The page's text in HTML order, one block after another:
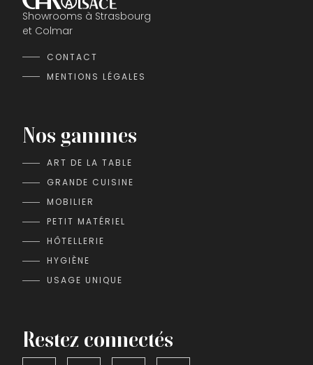
Showrooms à Strasbourg
et Colmar
CONTACT
MENTIONS LÉGALES
Nos gammes
ART DE LA TABLE
GRANDE CUISINE
MOBILIER
PETIT MATÉRIEL
HÔTELLERIE
HYGIÈNE
USAGE UNIQUE
Restez connectés